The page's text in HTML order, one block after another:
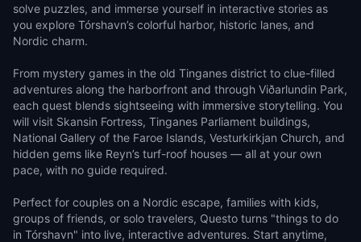
solve puzzles, and immerse yourself in interactive stories as
you explore Tórshavn’s colorful harbor, historic lanes, and
Nordic charm.
From mystery games in the old Tinganes district to clue-filled
adventures along the harborfront and through Viðarlundin Park,
each quest blends sightseeing with immersive storytelling. You
will visit Skansin Fortress, Tinganes Parliament buildings,
National Gallery of the Faroe Islands, Vesturkirkjan Church, and
hidden gems like Reyn’s turf-roof houses — all at your own
pace, with no guide required.
Perfect for couples on a Nordic escape, families with kids,
groups of friends, or solo travelers, Questo turns "things to do
in Tórshavn" into live, interactive adventures. Start anytime,